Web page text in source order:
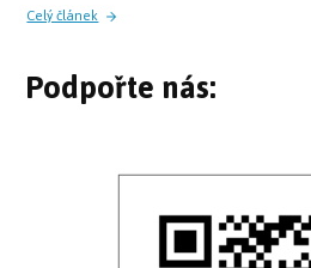
Celý článek
Podpořte nás: